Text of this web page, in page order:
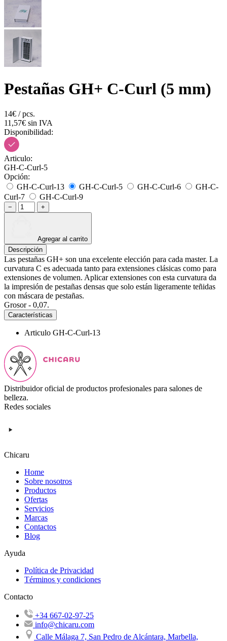
Pestañas GH+ C-Curl (5 mm)
14€ / pcs.
11,57€ sin IVA
Disponibilidad:
Articulo:
GH-C-Curl-5
Opción:
GH-C-Curl-13
GH-C-Curl-5 GH-C-Curl-6
GH-C-
Curl-7
GH-C-Curl-9
− +
Agregar al carrito
Descripción
Las pestañas GH+ son una excelente elección para cada master. La
curvatura C es adecuada tanto para extensiones clásicas como para
extensiones de volumen. Aplicar extensiones con esta curvatura da
la impresión de pestañas densas que solo están ligeramente teñidas
con máscara de pestañas.
Grosor - 0,07.
Características
Articulo GH-C-Curl-13
Distribuidor oficial de productos profesionales para salones de
belleza.
Redes sociales
Chicaru
Home
Sobre nosotros
Productos
Ofertas
Servicios
Marcas
Contactos
Blog
Ayuda
Política de Privacidad
Términos y condiciones
Contacto
+34 667-02-97-25
info@chicaru.com
Calle Málaga 7, San Pedro de Alcántara, Marbella,